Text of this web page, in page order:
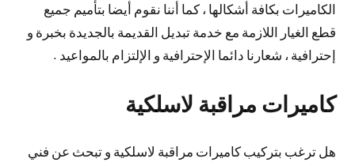
الكاميرات بكافة أشكالها ، كما أننا نقوم أيضا بتأميم جميع
قطع الغيار اللازمة مع خدمة تبديل القديمة بالجديدة بخبرة و
إحترافية ، شعارنا دائما الإحترافية و الإلتزام بالمواعيد .
كاميرات مراقبة لاسلكية
هل ترغب بتركيب كاميرات مراقبة لاسلكية و تبحث عن فني